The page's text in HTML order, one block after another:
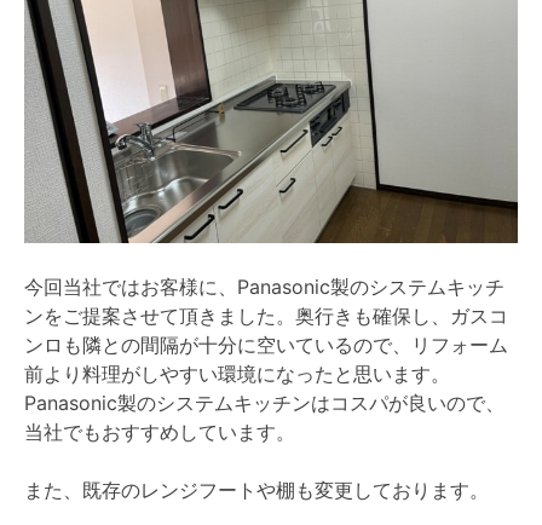
今回当社ではお客様に、Panasonic製のシステムキッチ
ンをご提案させて頂きました。奥行きも確保し、ガスコ
ンロも隣との間隔が十分に空いているので、リフォーム
前より料理がしやすい環境になったと思います。
Panasonic製のシステムキッチンはコスパが良いので、
当社でもおすすめしています。
また、既存のレンジフートや棚も変更しております。